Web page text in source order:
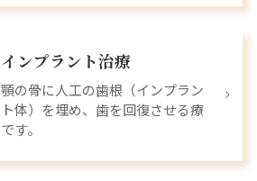
インプラント治療
顎の骨に人工の歯根（インプラン
ト体）を埋め、歯を回復させる療
です。